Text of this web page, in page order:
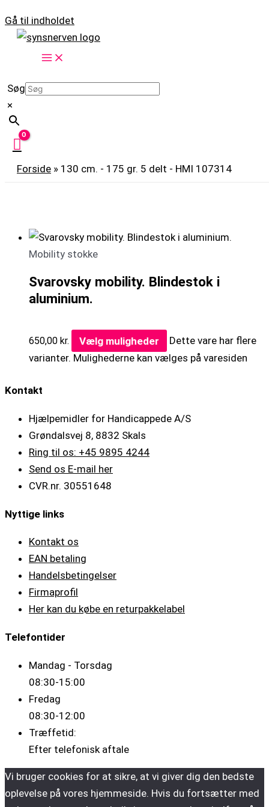
Gå til indholdet
Søg
×
Forside » 130 cm. - 175 gr. 5 delt - HMI 107314
Mobility stokke
Svarovsky mobility. Blindestok i
aluminium.
650,00 kr. Vælg muligheder
Dette vare har flere
varianter. Mulighederne kan vælges på varesiden
Kontakt
Hjælpemidler for Handicappede A/S
Grøndalsvej 8, 8832 Skals
Ring til os: +45 9895 4244
Send os E-mail her
CVR.nr. 30551648
Nyttige links
Kontakt os
EAN betaling
Handelsbetingelser
Firmaprofil
Her kan du købe en returpakkelabel
Telefontider
Mandag - Torsdag
08:30-15:00
Fredag
08:30-12:00
Træffetid:
Efter telefonisk aftale
Vi bruger cookies for at sikre, at vi giver dig den bedste
oplevelse på vores hjemmeside. Hvis du fortsætter med